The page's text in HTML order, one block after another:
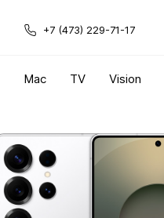
+7 (473) 229-71-17
Mac TV Vision